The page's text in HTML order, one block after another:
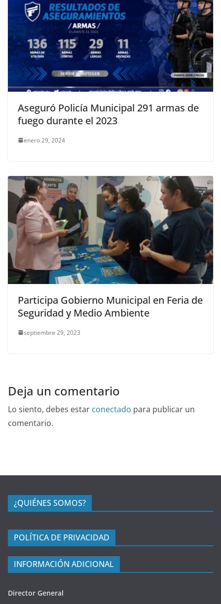
Aseguró Policía Municipal 291 armas de
fuego durante el 2023
enero 29, 2024
Participa Gobierno Municipal en Feria de
Seguridad y Medio Ambiente
septiembre 29, 2023
Deja un comentario
Lo siento, debes estar conectado para publicar un
comentario.
¿QUIÉNES SOMOS?
POLÍTICA DE PRIVACIDAD
INFORMACIÓN ADICIONAL
Director General